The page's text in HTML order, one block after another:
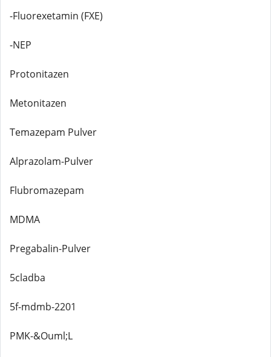
-Fluorexetamin (FXE)
-NEP
Protonitazen
Metonitazen
Temazepam Pulver
Alprazolam-Pulver
Flubromazepam
MDMA
Pregabalin-Pulver
5cladba
5f-mdmb-2201
PMK-&Ouml;L